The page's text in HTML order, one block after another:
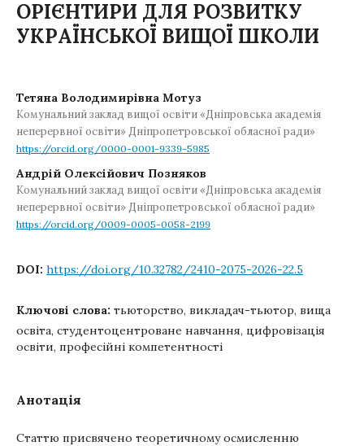
ОРІЄНТИРИ ДЛЯ РОЗВИТКУ
УКРАЇНСЬКОЇ ВИЩОЇ ШКОЛИ
Тетяна Володимирівна Мотуз
Комунальний заклад вищої освіти «Дніпровська академія
неперервної освіти» Дніпропетровської обласної ради»
https://orcid.org/0000-0001-9339-5985
Андрій Олексійович Позняков
Комунальний заклад вищої освіти «Дніпровська академія
неперервної освіти» Дніпропетровської обласної ради»
https://orcid.org/0009-0005-0058-2199
DOI: https://doi.org/10.32782/2410-2075-2026-22.5
Ключові слова: тьюторство, викладач-тьютор, вища
освіта, студентоцентроване навчання, цифровізація
освіти, професійні компетентності
Анотація
Статтю присвячено теоретичному осмисленню